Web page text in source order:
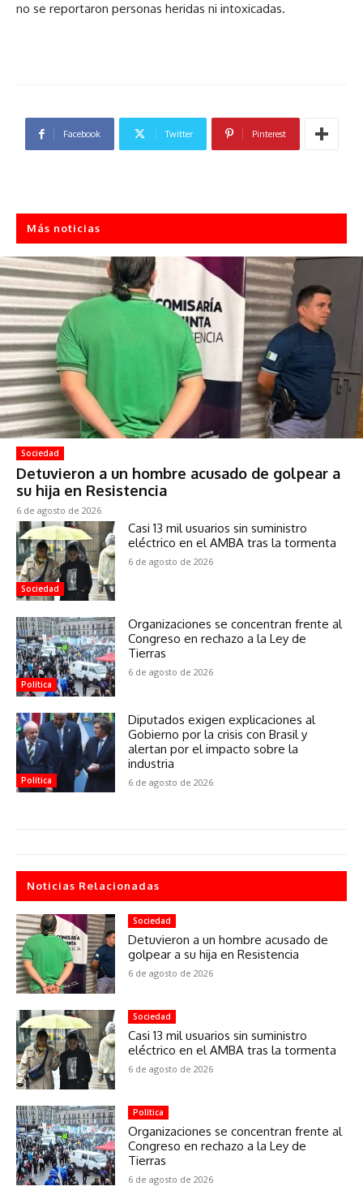
no se reportaron personas heridas ni intoxicadas.
Facebook Twitter Pinterest
Más noticias
Sociedad
Detuvieron a un hombre acusado de golpear a
su hija en Resistencia
6 de agosto de 2026
Sociedad
Casi 13 mil usuarios sin suministro
eléctrico en el AMBA tras la tormenta
6 de agosto de 2026
Política
Organizaciones se concentran frente al
Congreso en rechazo a la Ley de
Tierras
6 de agosto de 2026
Política
Diputados exigen explicaciones al
Gobierno por la crisis con Brasil y
alertan por el impacto sobre la
industria
6 de agosto de 2026
Noticias Relacionadas
Sociedad
Detuvieron a un hombre acusado de
golpear a su hija en Resistencia
6 de agosto de 2026
Sociedad
Casi 13 mil usuarios sin suministro
eléctrico en el AMBA tras la tormenta
6 de agosto de 2026
Política
Organizaciones se concentran frente al
Congreso en rechazo a la Ley de
Tierras
6 de agosto de 2026